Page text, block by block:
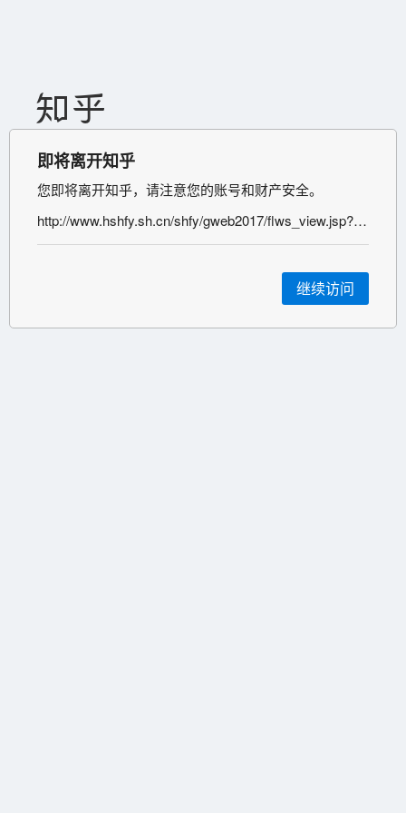
即将离开知乎
您即将离开知乎，请注意您的账号和财产安全。
http://www.hshfy.sh.cn/shfy/gweb2017/flws_view.jsp?pa=adGFoPaOoMjAyMqOpu6YwMTEw0Myz9TI3usUmd3N4aD0xz
继续访问